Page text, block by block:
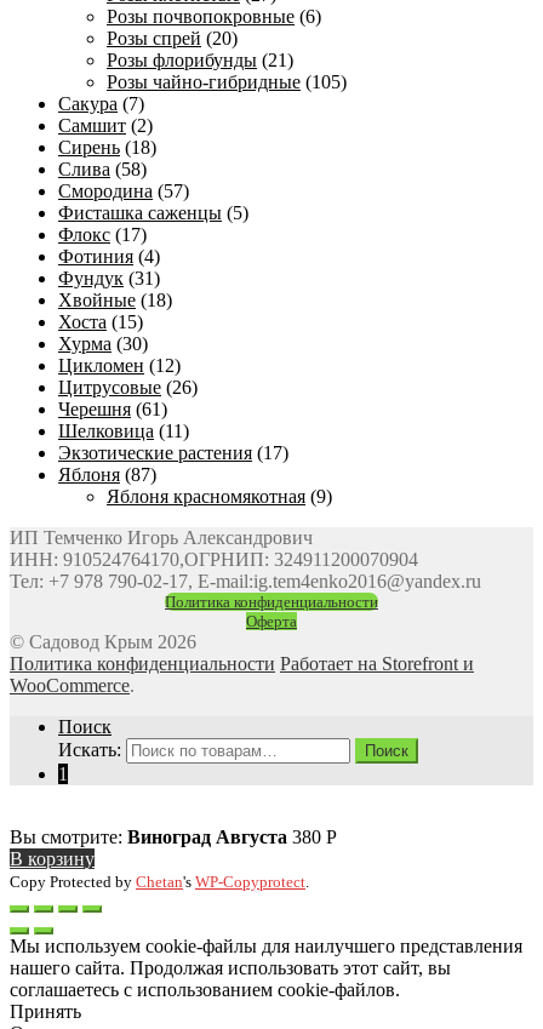
Розы почвопокровные (6)
Розы спрей (20)
Розы флорибунды (21)
Розы чайно-гибридные (105)
Сакура (7)
Самшит (2)
Сирень (18)
Слива (58)
Смородина (57)
Фисташка саженцы (5)
Флокс (17)
Фотиния (4)
Фундук (31)
Хвойные (18)
Хоста (15)
Хурма (30)
Цикломен (12)
Цитрусовые (26)
Черешня (61)
Шелковица (11)
Экзотические растения (17)
Яблоня (87)
Яблоня красномякотная (9)
ИП Темченко Игорь Александрович
ИНН: 910524764170,ОГРНИП: 324911200070904
Тел: +7 978 790-02-17, E-mail:ig.tem4enko2016@yandex.ru
Политика конфиденциальности
Оферта
© Садовод Крым 2026
Политика конфиденциальности Работает на Storefront и
WooCommerce.
Поиск
Искать:
Поиск
1
Вы смотрите: Виноград Августа 380 Р
В корзину
Copy Protected by Chetan's WP-Copyprotect
Мы используем cookie-файлы для наилучшего представления
нашего сайта. Продолжая использовать этот сайт, вы
соглашаетесь с использованием cookie-файлов.
Принять